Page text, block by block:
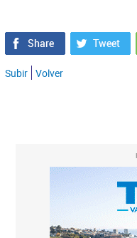
Subir Volver